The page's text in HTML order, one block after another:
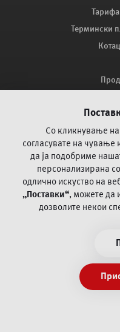
Термински
Како ве
Поплака за
Често
услуги
Со кликнување на
согласувате на
да ја подобриме
персонализирана
одлично искуство на
„Поставки“, можете да
дозволите некои